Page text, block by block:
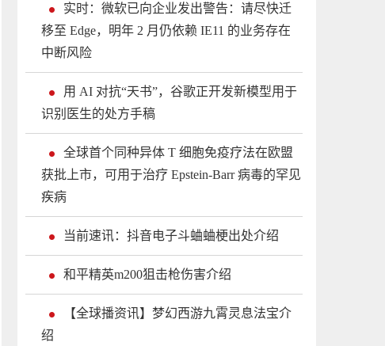
实时：微软已向企业发出警告：请尽快迁
移至 Edge，明年 2 月仍依赖 IE11 的业务存在
中断风险
用 AI 对抗“天书”，谷歌正开发新模型用于
识别医生的处方手稿
全球首个同种异体 T 细胞免疫疗法在欧盟
获批上市，可用于治疗 Epstein-Barr 病毒的罕见
疾病
当前速讯：抖音电子斗蛐蛐梗出处介绍
和平精英m200狙击枪伤害介绍
【全球播资讯】梦幻西游九霄灵息法宝介
绍